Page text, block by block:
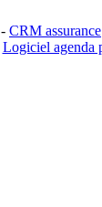
- CRM assurance
Logiciel agenda